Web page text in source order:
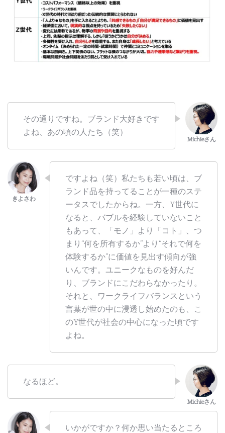
その通りですね。ブランド大好きです
よね、あの頃の人たち（笑）
ですよね（笑）私たちも若い頃は、ブ
ランド品を持ってることが一種のステ
ータスでしたからね。一方、Y世代に
なると、バブルを経験していないこと
もあって、「モノ」より「コト」、つ
まり“何を所有するか”より“それで何を
体験するか”に価値を見出す傾向が強
いんです。ユニークなものを好んだ
り、ブランドにこだわらなかったり。
それと、ワークライフバランスという
言葉が世の中に浸透し始めたのも、こ
のY世代が社会の中心になった頃です
よね。
なるほど。
いかがですか？何か思い当たるところ